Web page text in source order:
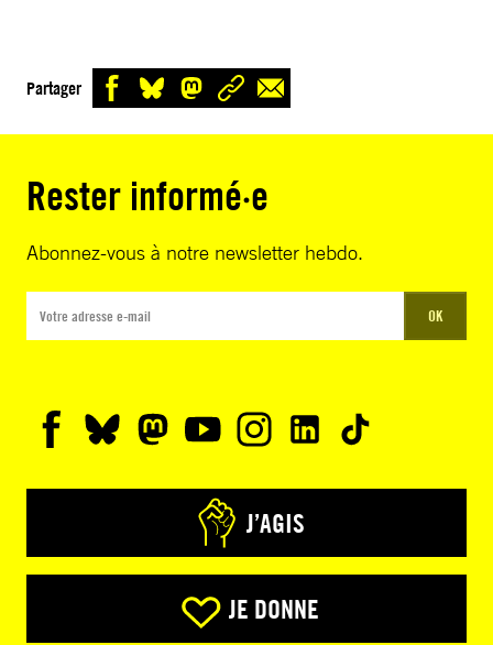
Partager
Rester informé·e
Abonnez-vous à notre newsletter hebdo.
OK
J’AGIS
JE DONNE